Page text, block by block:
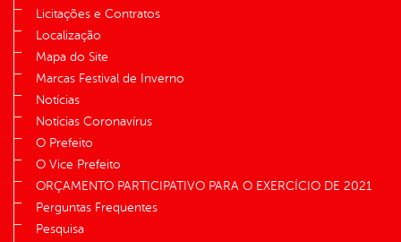
Licitações e Contratos
Localização
Mapa do Site
Marcas Festival de Inverno
Notícias
Notícias Coronavírus
O Prefeito
O Vice Prefeito
ORÇAMENTO PARTICIPATIVO PARA O EXERCÍCIO DE 2021
Perguntas Frequentes
Pesquisa